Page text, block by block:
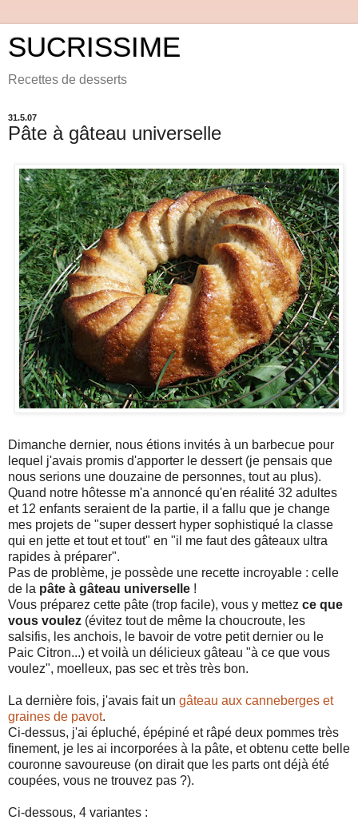
SUCRISSIME
Recettes de desserts
31.5.07
Pâte à gâteau universelle
Dimanche dernier, nous étions invités à un barbecue pour
lequel j'avais promis d'apporter le dessert (je pensais que
nous serions une douzaine de personnes, tout au plus).
Quand notre hôtesse m'a annoncé qu'en réalité 32 adultes
et 12 enfants seraient de la partie, il a fallu que je change
mes projets de "super dessert hyper sophistiqué la classe
qui en jette et tout et tout" en "il me faut des gâteaux ultra
rapides à préparer".
Pas de problème, je possède une recette incroyable : celle
de la pâte à gâteau universelle !
Vous préparez cette pâte (trop facile), vous y mettez ce que
vous voulez (évitez tout de même la choucroute, les
salsifis, les anchois, le bavoir de votre petit dernier ou le
Paic Citron...) et voilà un délicieux gâteau "à ce que vous
voulez", moelleux, pas sec et très très bon.
La dernière fois, j'avais fait un gâteau aux canneberges et
graines de pavot.
Ci-dessus, j'ai épluché, épépiné et râpé deux pommes très
finement, je les ai incorporées à la pâte, et obtenu cette belle
couronne savoureuse (on dirait que les parts ont déjà été
coupées, vous ne trouvez pas ?).
Ci-dessous, 4 variantes :